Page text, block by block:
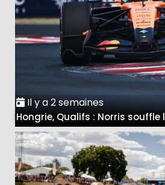
Il y a 2 semaines
Hongrie, Qualifs : Norris